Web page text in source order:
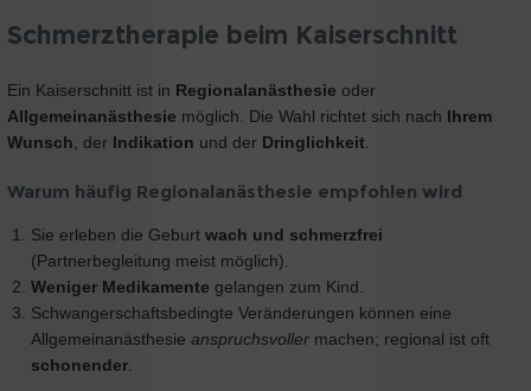
Schmerztherapie beim Kaiserschnitt
Ein Kaiserschnitt ist in Regionalanästhesie oder
Allgemeinanästhesie möglich. Die Wahl richtet sich nach Ihrem
Wunsch , der Indikation und der Dringlichkeit
Warum häufig Regionalanästhesie empfohlen wird
Sie erleben die Geburt wach und schmerzfrei
(Partnerbegleitung meist möglich).
Weniger Medikamente gelangen zum Kind.
Schwangerschaftsbedingte Veränderungen können eine
Allgemeinanästhesie anspruchsvoller machen; regional ist oft
schonender